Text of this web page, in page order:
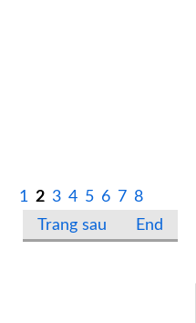
1 2 3 4 5 6 7 8
Trang sau
End